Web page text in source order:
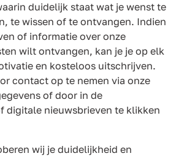
duidelijk staat wat je wenst te
te wissen of te ontvangen. Indien
of informatie over onze
wilt ontvangen, kan je je op elk
en kosteloos uitschrijven.
contact op te nemen via onze
of door in de
digitale nieuwsbrieven te klikken
wij je duidelijkheid en